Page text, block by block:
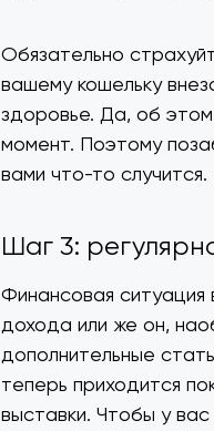
Обязательно
вашему кошельку
здоровье. Да, об
момент. Поэтому
вами что-то случится.
Шаг 3:
Финансовая ситуация
дохода или же он,
дополнительные
теперь приходится
выставки. Чтобы у